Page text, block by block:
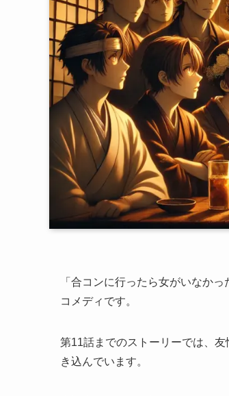
「合コンに行ったら女がいなか
コメディです。
第11話までのストーリーでは、
き込んでいます。